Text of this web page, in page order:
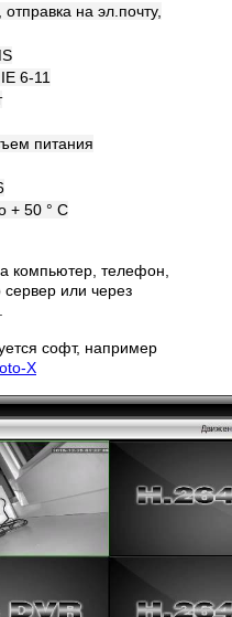
на эл.почту,
6-11
питания
+ 50 ° С
компьютер, телефон,
или через
софт, например
X